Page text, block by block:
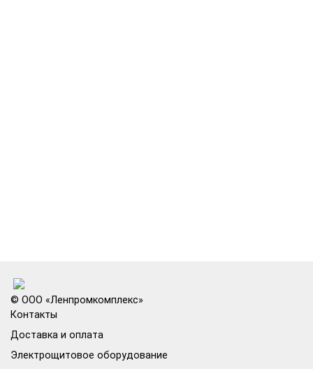
© ООО «Ленпромкомплекс»
Контакты
Доставка и оплата
Электрощитовое оборудование